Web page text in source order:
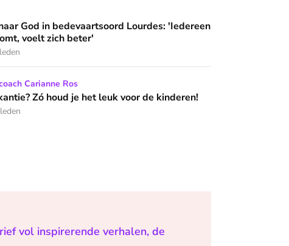
wijzen’
Lourdes: 'Iedereen die hier komt, voelt zich beter'
God in bedevaartsoord Lourdes: 'Iedereen
voelt zich beter'
je het leuk voor de kinderen!
Carianne Ros
Zó houd je het leuk voor de kinderen!
vol inspirerende verhalen, de